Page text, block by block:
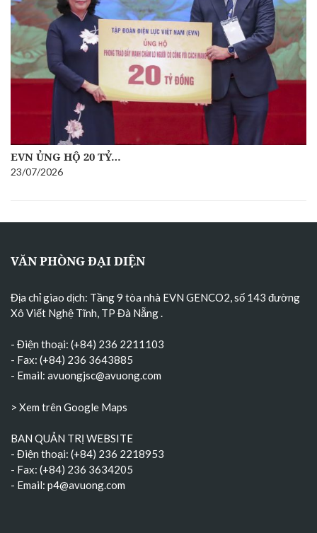
ĐOÀN CÔNG TÁC ỦY BAN…
10/07/2026
VĂN PHÒNG ĐẠI DIỆN
Địa chỉ giao dịch: Tầng 9 tòa nhà EVN GENCO2, số 143 đường
Xô Viết Nghệ Tĩnh, TP Đà Nẵng.
- Điện thoại: (+84) 236 2211103
- Fax: (+84) 236 3643885
- Email: avuongjsc@avuong.com
> Xem trên Google Maps
BAN QUẢN TRỊ WEBSITE
- Điện thoại: (+84) 236 2218953
- Fax: (+84) 236 3634205
- Email: p4@avuong.com